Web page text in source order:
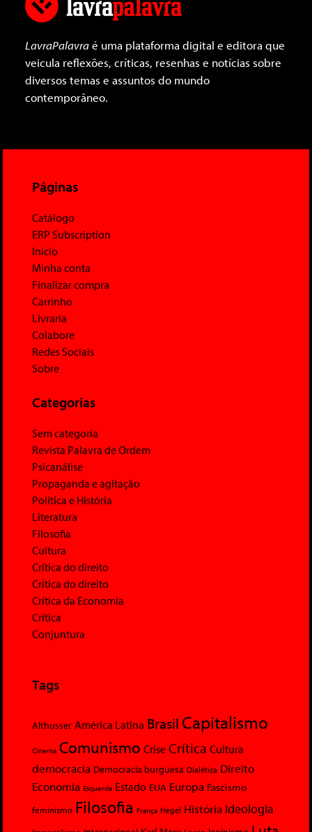
LavraPalavraé uma plataforma digital e editora que
veicula reflexões, críticas, resenhas e notícias sobre
diversos temas e assuntos do mundo
contemporâneo.
Páginas
Catálogo
ERP Subscription
Início
Minha conta
Finalizar compra
Carrinho
Livraria
Colabore
Redes Sociais
Sobre
Categorias
Sem categoria
Revista Palavra de Ordem
Psicanálise
Propaganda e agitação
Política e História
Literatura
Filosofia
Cultura
Crítica do direito
Crítica do direito
Crítica da Economia
Crítica
Conjuntura
Tags
Althusser América Latina Brasil Capitalismo
Cinema Comunismo Crise Crítica Cultura
democracia Democracia burguesa Dialética Direito
Economia Esquerda Estado EUA Europa Fascismo
feminismo Filosofia França Hegel História Ideologia